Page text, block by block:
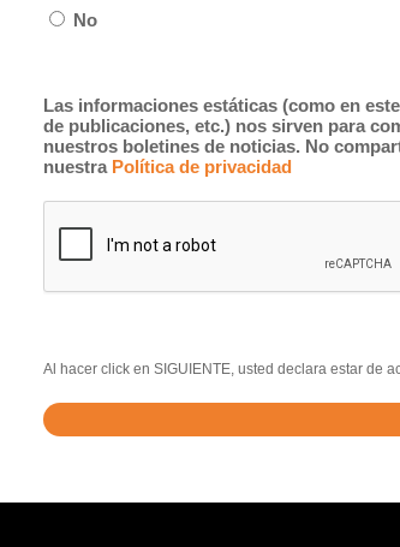
No
Las informaciones estáticas (como en
de publicaciones, etc.) nos sirven para
nuestros boletines de noticias. No
nuestra Política de privacidad
Al hacer click en SIGUIENTE, usted declara estar de